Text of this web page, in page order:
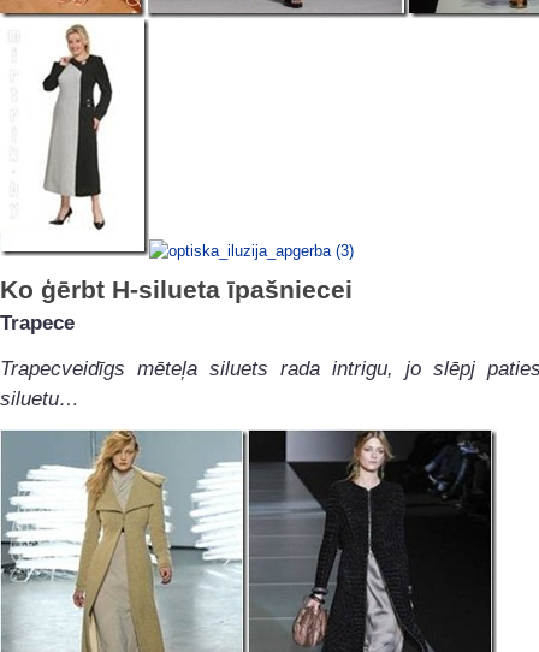
Ko ģērbt H-silueta īpašniecei
Trapece
Trapecveidīgs mēteļa siluets rada intrigu, jo slēpj
siluetu…